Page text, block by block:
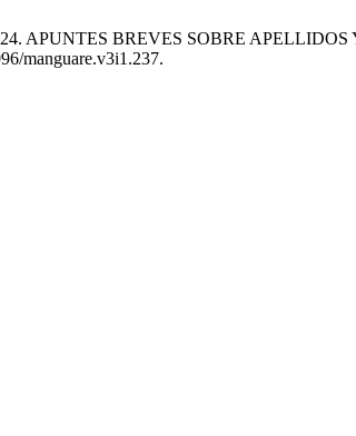
APUNTES BREVES SOBRE
manguare.v3i1.237.